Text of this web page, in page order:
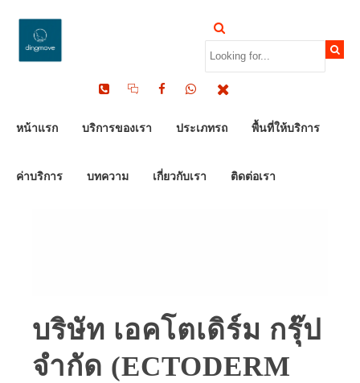
หน้าแรก บริการของเรา ประเภทรถ พื้นที่ให้บริการ
ค่าบริการ บทความ เกี่ยวกับเรา ติดต่อเรา
บริษัท เอคโตเดิร์ม กรุ๊ป
จำกัด (ECTODERM